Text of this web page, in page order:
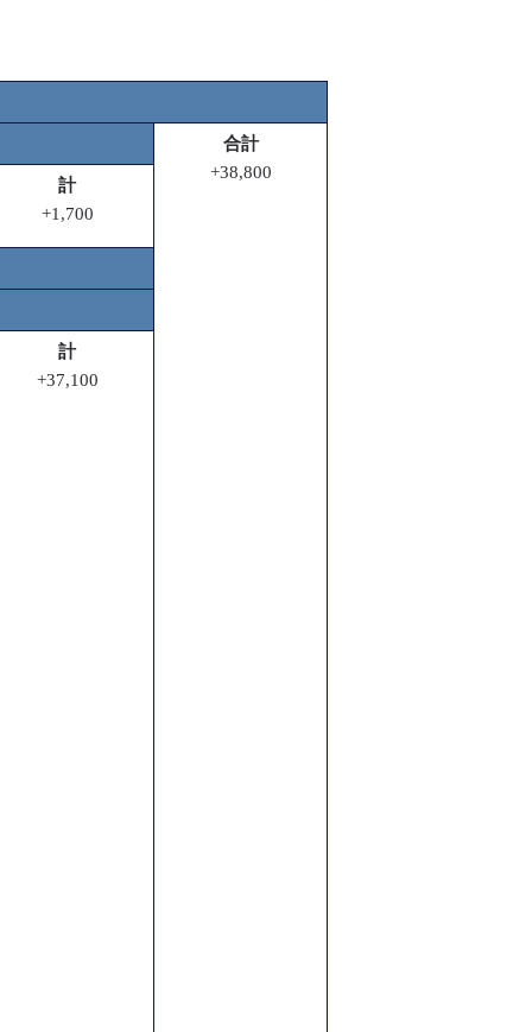
合計
+38,800
計
+1,700
計
+37,100